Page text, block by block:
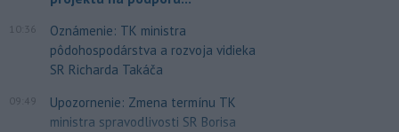
10:36
Oznámenie: TK ministra
pôdohospodárstva a rozvoja vidieka
SR Richarda Takáča
09:49
Upozornenie: Zmena termínu TK
ministra spravodlivosti SR Borisa